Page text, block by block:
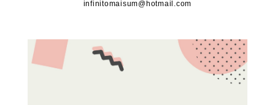
infinitomaisum@hotmail.com